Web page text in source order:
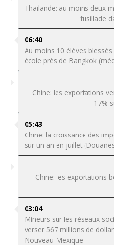
Thaïlande: au moins deux
fusillade
06:40
Au moins 10 élèves
école près de Bangkok
Chine: les exportations
17%
05:43
Chine: la croissance des
sur un an en juillet
Chine: les exportations
03:04
Mineurs sur les réseaux
verser 567 millions de
Nouveau-Mexique